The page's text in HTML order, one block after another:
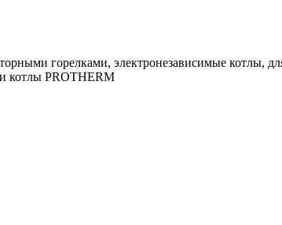
горелками, электронезависимые котлы,
котлы PROTHERM